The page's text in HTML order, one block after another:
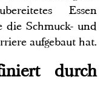
Essen
die Schmuck- und
aufgebaut hat.
durch